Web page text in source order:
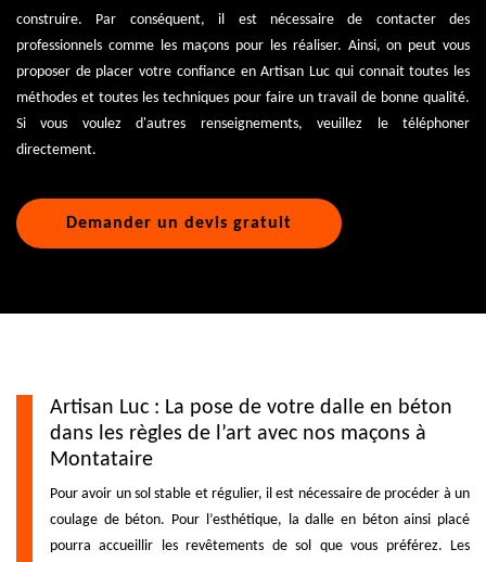
construire. Par conséquent, il est nécessaire de contacter des
professionnels comme les maçons pour les réaliser. Ainsi, on peut vous
proposer de placer votre confiance en Artisan Luc qui connait toutes les
méthodes et toutes les techniques pour faire un travail de bonne qualité.
Si vous voulez d'autres renseignements, veuillez le téléphoner
directement.
Demander un devis gratuit
Artisan Luc : La pose de votre dalle en béton
dans les règles de l’art avec nos maçons à
Montataire
Pour avoir un sol stable et régulier, il est nécessaire de procéder à un
coulage de béton. Pour l’esthétique, la dalle en béton ainsi placé
pourra accueillir les revêtements de sol que vous préférez. Les